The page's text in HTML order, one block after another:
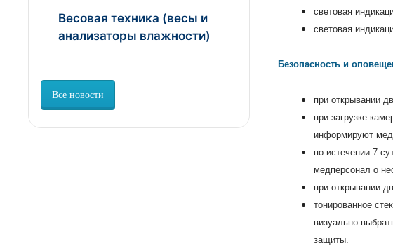
световая
световая
Безопасность и
при открывании
при загрузке
информируют
по истечении 7
медперсонал о
при открывании
тонированное
визуально
защиты.
Весовая техника (весы и
анализаторы влажности)
Все новости